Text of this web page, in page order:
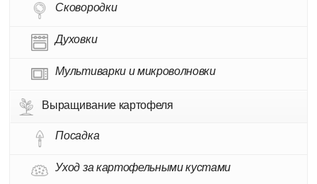
Сковородки
Духовки
Мультиварки и микроволновки
Выращивание картофеля
Посадка
Уход за картофельными кустами